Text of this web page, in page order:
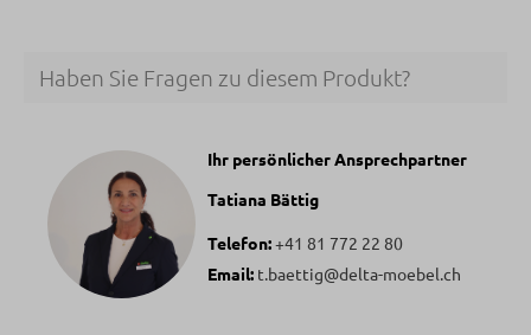
Haben Sie Fragen zu diesem Produkt?
Ihr persönlicher Ansprechpartner
Tatiana Bättig
Telefon:+41 81 772 22 80
Email: t.baettig@delta-moebel.ch